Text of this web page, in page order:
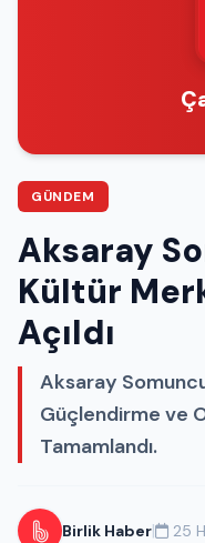
GÜNDEM
Aksaray
Kültür
Açıldı
Aksaray
Güçlendirme ve
Tamamlandı.
Birlik Haber| 25